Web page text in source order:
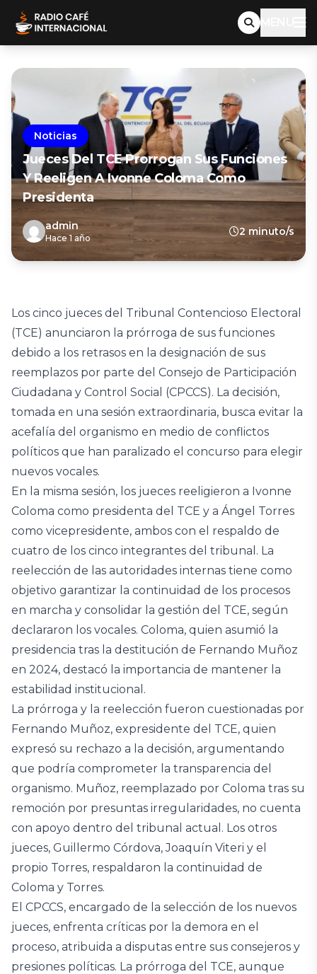
MENU
Noticias
Jueces Del TCE Prorrogan Sus Funciones
Y Reeligen A Ivonne Coloma Como
Presidenta
admin
Hace 1 año
2 minuto/s
Los cinco jueces del Tribunal Contencioso Electoral
(TCE) anunciaron la prórroga de sus funciones
debido a los retrasos en la designación de sus
reemplazos por parte del Consejo de Participación
Ciudadana y Control Social (CPCCS). La decisión,
tomada en una sesión extraordinaria, busca evitar la
acefalía del organismo en medio de conflictos
políticos que han paralizado el concurso para elegir
nuevos vocales.
En la misma sesión, los jueces reeligieron a Ivonne
Coloma como presidenta del TCE y a Ángel Torres
como vicepresidente, ambos con el respaldo de
cuatro de los cinco integrantes del tribunal. La
reelección de las autoridades internas tiene como
objetivo garantizar la continuidad de los procesos
en marcha y consolidar la gestión del TCE, según
declararon los vocales. Coloma, quien asumió la
presidencia tras la destitución de Fernando Muñoz
en 2024, destacó la importancia de mantener la
estabilidad institucional.
La prórroga y la reelección fueron cuestionadas por
Fernando Muñoz, expresidente del TCE, quien
expresó su rechazo a la decisión, argumentando
que podría comprometer la transparencia del
organismo. Muñoz, reemplazado por Coloma tras su
remoción por presuntas irregularidades, no cuenta
con apoyo dentro del tribunal actual. Los otros
jueces, Guillermo Córdova, Joaquín Viteri y el
propio Torres, respaldaron la continuidad de
Coloma y Torres.
El CPCCS, encargado de la selección de los nuevos
jueces, enfrenta críticas por la demora en el
proceso, atribuida a disputas entre sus consejeros y
presiones políticas. La prórroga del TCE, aunque